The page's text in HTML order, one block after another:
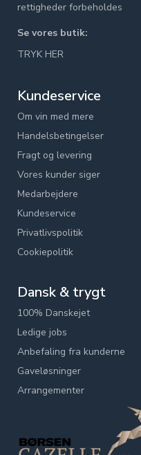
rettigheder forbeholdes
Se vores butik:
TRYK HER
Kundeservice
Om vin med mere
Handelsbetingelser
Fragt og levering
Vores kunder siger
Medarbejdere
Kundeservice
Privatlivspolitik
Cookiepolitik
Dansk & trygt
100% Danskejet
Ledige jobs
Anbefaling fra kunderne
Gaveløsninger
Arrangementer